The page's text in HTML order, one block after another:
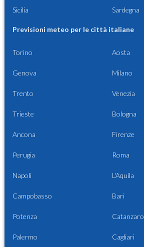
Sicilia Sardegna
Previsioni meteo per le città italiane
Torino Aosta
Genova Milano
Trento Venezia
Trieste Bologna
Ancona Firenze
Perugia Roma
Napoli L'Aquila
Campobasso Bari
Potenza Catanzaro
Palermo Cagliari